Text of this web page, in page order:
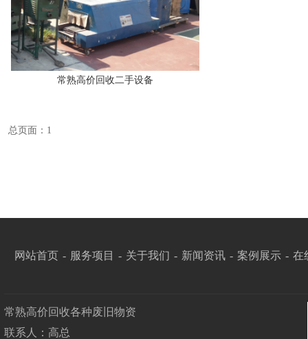
常熟高价回收二手设备
总页面：1
网站首页 - 服务项目 - 关于我们 - 新闻资讯 - 案例展示 - 在
常熟高价回收各种废旧物资
联系人：高总